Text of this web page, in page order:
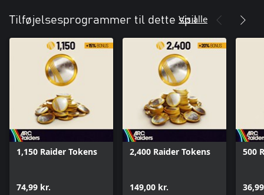
Tilføjelsesprogrammer til dette spil
Vis alle
1,150 Raider Tokens
74,99 kr.
2,400 Raider Tokens
149,00 kr.
500